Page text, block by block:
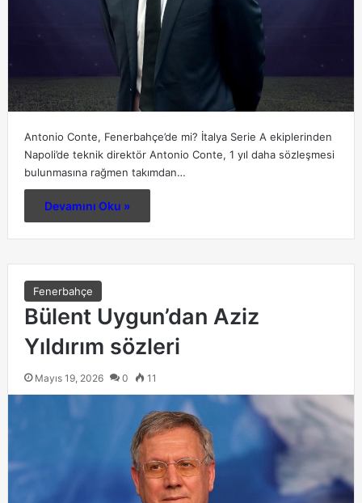
Antonio Conte, Fenerbahçe’de mi? İtalya Serie A ekiplerinden
Napoli’de teknik direktör Antonio Conte, 1 yıl daha sözleşmesi
bulunmasına rağmen takımdan…
Devamını Oku »
Fenerbahçe
Bülent Uygun’dan Aziz
Yıldırım sözleri
Mayıs 19, 2026 0 11